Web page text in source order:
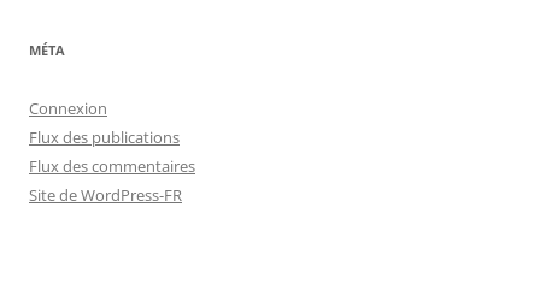
MÉTA
Connexion
Flux des publications
Flux des commentaires
Site de WordPress-FR